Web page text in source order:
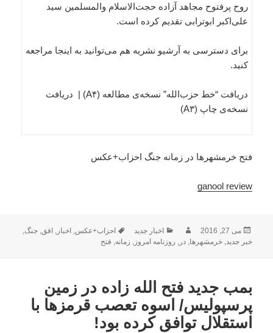
روح پرفتوح مجاهد آزاده حجت‌الاسلام والمسلمین سید
علی‌اکبر ابوترابی تقدیم کرده است.
برای دسترسی به آرشیو نشریه هم می‌توانید به اینجا مراجعه
کنید.
دریافت “خط حزب‌الله” نسخه‌ی مطالعه (A۴) | دریافت
نسخه‌ی چاپ (A۳)
فتح خرمشهرها در زمانه جنگ احزاب+عکس
ganool review
ارسال
شده
می 27, 2016 نویسندهدسته‌ها
اخبار جدید برچسب‌ها
احزاب+عکس ,اخبار ,افق ,جنگ
خبر جدید ,خرمشهرها ,در روزنامه امروز زمانه فتح
بمب جدید فتح الله زاده در زمین
پرسپولیس/ اسوه تعصب قرمزها با
استقلال توافق کرده بود!